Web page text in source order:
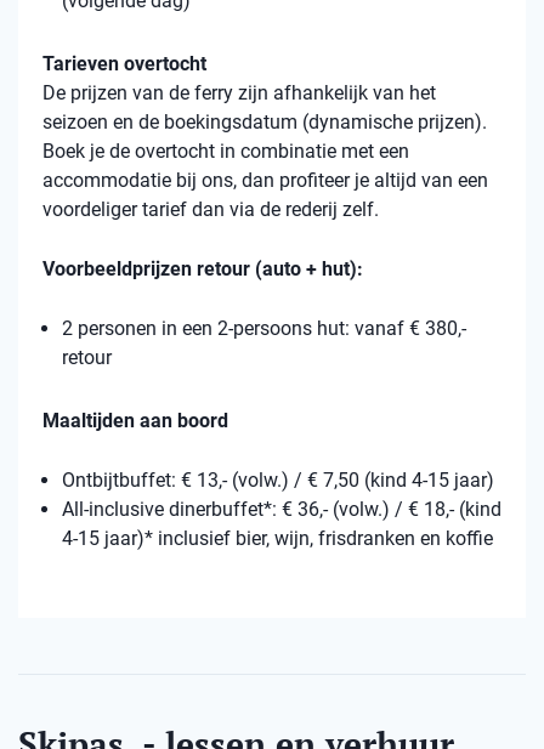
Tarieven overtocht
De prijzen van de ferry zijn afhankelijk van het
seizoen en de boekingsdatum (dynamische prijzen).
Boek je de overtocht in combinatie met een
accommodatie bij ons, dan profiteer je altijd van een
voordeliger tarief dan via de rederij zelf.
Voorbeeldprijzen retour (auto + hut):
2 personen in een 2-persoons hut: vanaf € 380,-
retour
Maaltijden aan boord
Ontbijtbuffet: € 13,- (volw.) / € 7,50 (kind 4-15 jaar)
All-inclusive dinerbuffet*: € 36,- (volw.) / € 18,- (kind
4-15 jaar)* inclusief bier, wijn, frisdranken en koffie